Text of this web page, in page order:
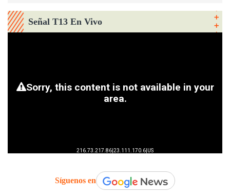
Señal T13 En Vivo
Síguenos en